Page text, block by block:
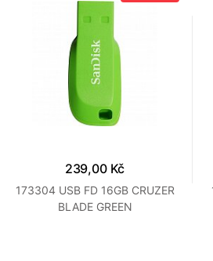
239,00 Kč
173304 USB FD 16GB CRUZER
BLADE GREEN